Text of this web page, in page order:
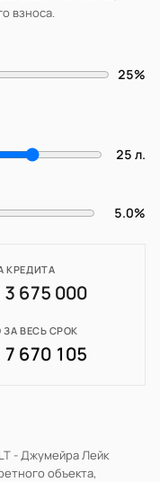
взноса.
25%
25 л.
5.0%
КРЕДИТА
3 675 000
ЗА ВЕСЬ СРОК
7 670 105
- Джумейра Лейк
объекта,